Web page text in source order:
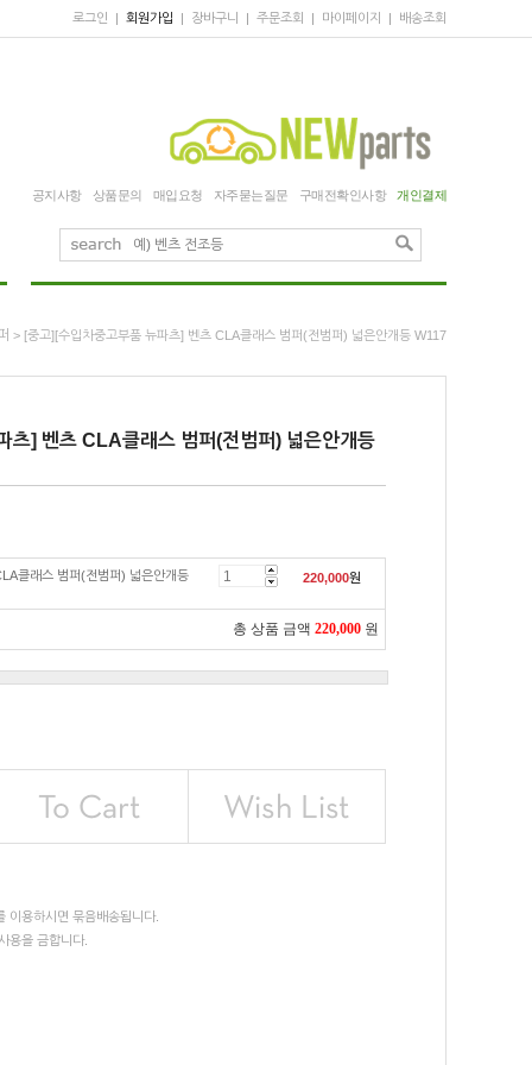
로그인 | 회원가입 | 장바구니 | 주문조회 | 마이페이지 | 배송조회
공지사항
상품문의 매입요청 자주묻는질문 구매전확인사항 개인결제
> [중고][수입차중고부품 뉴파츠] 벤츠 CLA클래스 범퍼(전범퍼) 넓은안개등 W117
츠] 벤츠 CLA클래스 범퍼(전범퍼) 넓은안개등
클래스 범퍼(전범퍼) 넓은안개등
220,000원
총 상품 금액 220,000 원
이용하시면 묶음배송됩니다.
용을 금합니다.